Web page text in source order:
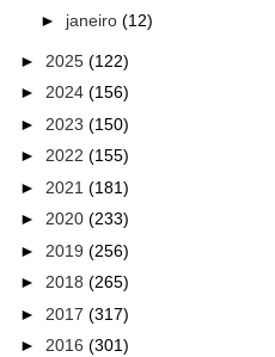
► janeiro (12)
► 2025 (122)
► 2024 (156)
► 2023 (150)
► 2022 (155)
► 2021 (181)
► 2020 (233)
► 2019 (256)
► 2018 (265)
► 2017 (317)
► 2016 (301)